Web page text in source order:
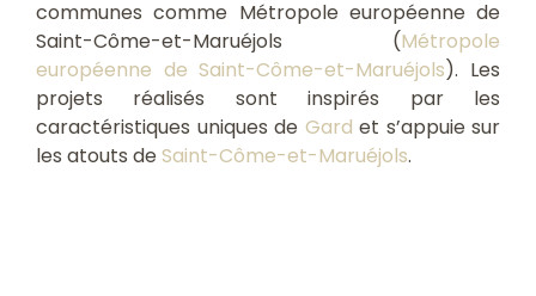
communes comme Métropole européenne de
Saint-Côme-et-Maruéjols (Métropole
européenne de Saint-Côme-et-Maruéjols). Les
projets réalisés sont inspirés par les
caractéristiques uniques de Gard et s’appuie sur
les atouts de Saint-Côme-et-Maruéjols.